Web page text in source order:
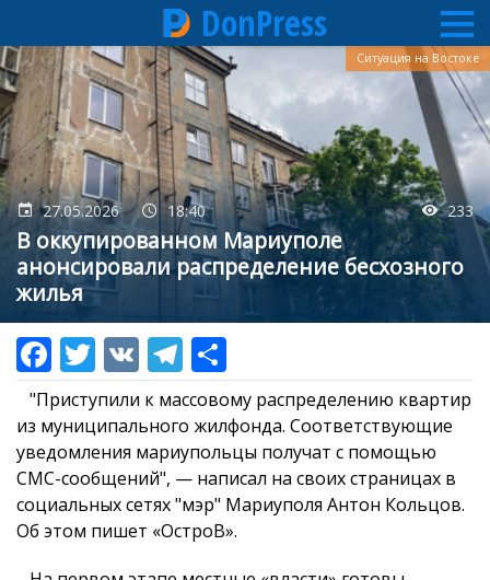
Перейти
к
основному
содержанию
DonPress
27.05.2026 18:40 233
В оккупированном Мариуполе
анонсировали распределение бесхозного
жилья
Ситуация на Востоке
"Приступили к массовому распределению квартир
из муниципального жилфонда. Соответствующие
уведомления мариупольцы получат с помощью
СМС-сообщений", — написал на своих страницах в
социальных сетях "мэр" Мариуполя Антон Кольцов.
Об этом пишет «ОстроВ».